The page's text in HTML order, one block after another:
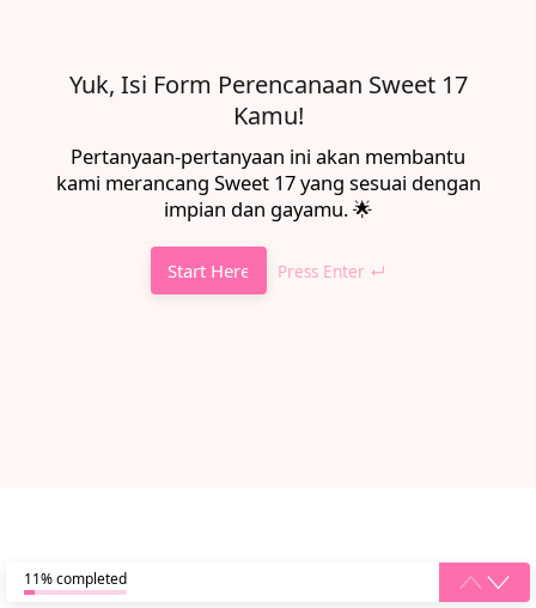
Yuk, Isi Form Perencanaan Sweet 17
Kamu!
Pertanyaan-pertanyaan ini akan membantu
kami merancang Sweet 17 yang sesuai dengan
impian dan gayamu.🌟
Start Here Press Enter ↵
11% completed